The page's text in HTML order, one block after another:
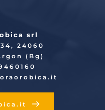
srl
24060
(Bg)